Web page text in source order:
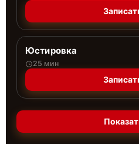
Юстировка
25 мин